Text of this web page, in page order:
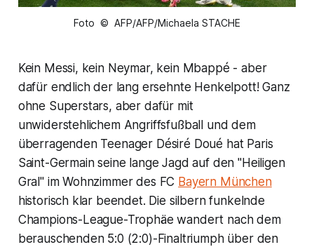
Foto © AFP/AFP/Michaela STACHE
Kein Messi, kein Neymar, kein Mbappé - aber
dafür endlich der lang ersehnte Henkelpott! Ganz
ohne Superstars, aber dafür mit
unwiderstehlichem Angriffsfußball und dem
überragenden Teenager Désiré Doué hat Paris
Saint-Germain seine lange Jagd auf den "Heiligen
Gral" im Wohnzimmer des FC Bayern München
historisch klar beendet. Die silbern funkelnde
Champions-League-Trophäe wandert nach dem
berauschenden 5:0 (2:0)-Finaltriumph über den